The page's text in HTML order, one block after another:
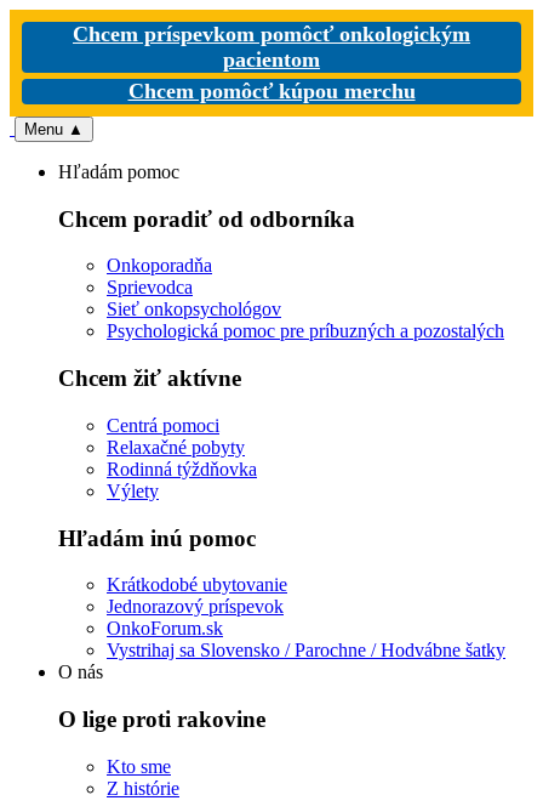
Chcem príspevkom pomôcť onkologickým
pacientom
Chcem pomôcť kúpou merchu
Menu ▲
Hľadám pomoc
Chcem poradiť od odborníka
Onkoporadňa
Sprievodca
Sieť onkopsychológov
Psychologická pomoc pre príbuzných a pozostalých
Chcem žiť aktívne
Centrá pomoci
Relaxačné pobyty
Rodinná týždňovka
Výlety
Hľadám inú pomoc
Krátkodobé ubytovanie
Jednorazový príspevok
OnkoForum.sk
Vystrihaj sa Slovensko / Parochne / Hodvábne šatky
O nás
O lige proti rakovine
Kto sme
Z histórie